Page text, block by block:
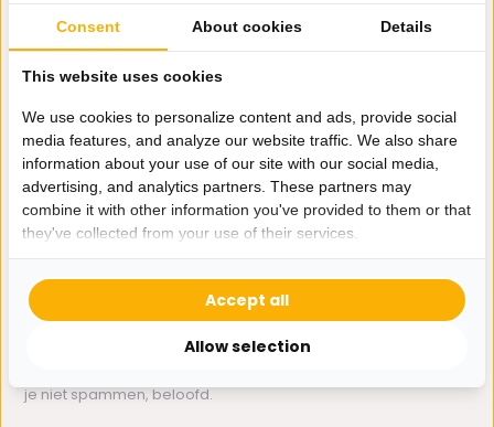
Hulp nodig?
Wij zitten voor je klaar.
Whatsapp ons
0162-231130
klantenservice@bazaaronline.nl
je niet spammen, beloofd.
Consent About cookies Details
This website uses cookies
We use cookies to personalize content and ads, provide social
media features, and analyze our website traffic. We also share
information about your use of our site with our social media,
advertising, and analytics partners. These partners may
combine it with other information you've provided to them or that
they've collected from your use of their services.
Allow selection
Accept all